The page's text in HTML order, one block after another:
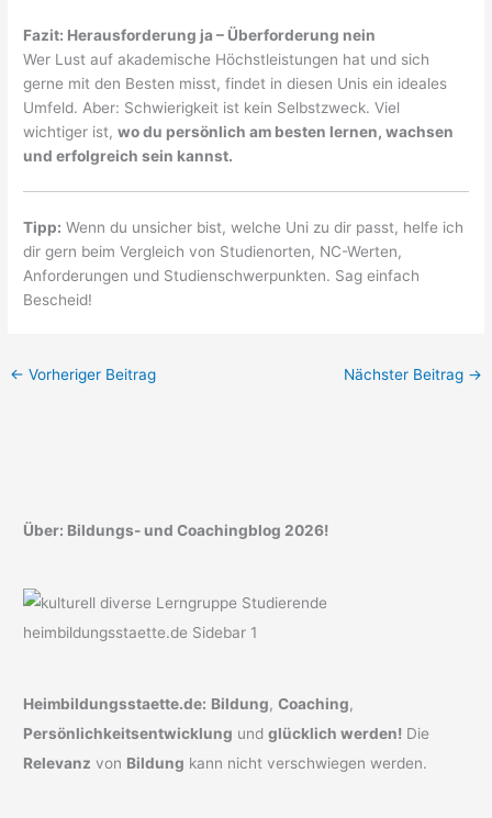
Fazit: Herausforderung ja – Überforderung nein
Wer Lust auf akademische Höchstleistungen hat und sich
gerne mit den Besten misst, findet in diesen Unis ein ideales
Umfeld. Aber: Schwierigkeit ist kein Selbstzweck. Viel
wichtiger ist,wo du persönlich am besten lernen, wachsen
und erfolgreich sein kannst.
Tipp: Wenn du unsicher bist, welche Uni zu dir passt, helfe ich
dir gern beim Vergleich von Studienorten, NC-Werten,
Anforderungen und Studienschwerpunkten. Sag einfach
Bescheid!
← Vorheriger Beitrag Nächster Beitrag →
Über: Bildungs- und Coachingblog 2026!
Heimbildungsstaette.de: Bildung,Coaching,
Persönlichkeitsentwicklung undglücklich werden! Die
Relevanz von Bildung kann nicht verschwiegen werden.